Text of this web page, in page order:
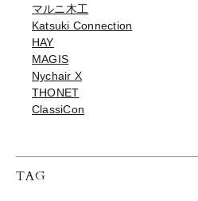
マルニ木工
Katsuki Connection
HAY
MAGIS
Nychair X
THONET
ClassiCon
TAG